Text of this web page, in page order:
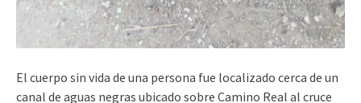
El cuerpo sin vida de una persona fue localizado cerca de un
canal de aguas negras ubicado sobre Camino Real al cruce